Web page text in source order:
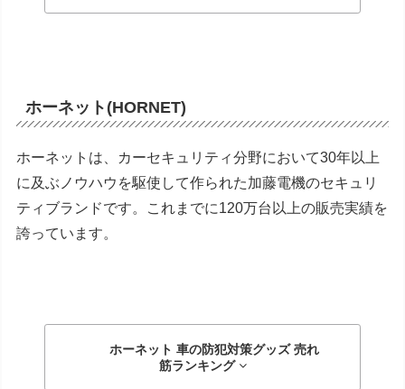
ホーネット(HORNET)
ホーネットは、カーセキュリティ分野において30年以上
に及ぶノウハウを駆使して作られた加藤電機のセキュリ
ティブランドです。これまでに120万台以上の販売実績を
誇っています。
ホーネット 車の防犯対策グッズ売れ
筋ランキング